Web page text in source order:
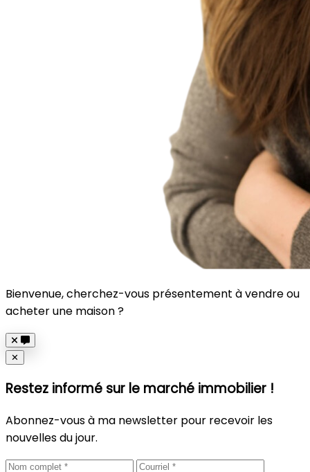
Bienvenue, cherchez-vous présentement à vendre ou
acheter une maison ?
Close
✕
Restez informé sur le marché immobilier !
Abonnez-vous à ma newsletter pour recevoir les
nouvelles du jour.